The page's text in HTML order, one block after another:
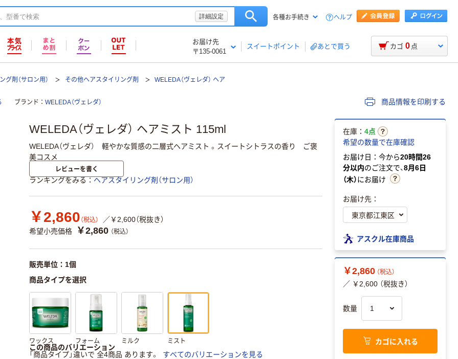
詳細設定 各種お手続き ヘルプ
お届け先
〒135-0061
スイートポイント あとで買う カゴ 0 点
グ剤（サロン用） その他ヘアスタイリング剤 WELEDA（ヴェレダ） ヘア
ブランド WELEDA（ヴェレダ） 商品情報を印刷する
WELEDA（ヴェレダ） ヘアミスト 115ml
WELEDA（ヴェレダ） 軽やかな質感の二層式ヘアミスト 。スイートシトラスの香り ご褒
美コスメ
レビューを書く
ランキングをみる ヘアスタイリング剤（サロン用）
￥2,860 （税込）
／￥2,600（税抜き）
希望小売価格
￥2,860 （税込）
販売単位：1個
商品タイプを選択
ワックス フォーム ミルク ミスト
この商品のバリエーション
「商品タイプ」違いで 全4商品 あります。
すべてのバリエーションを見る
在庫： 4点
希望の数量で在庫確認
お届け日：今から20時間26
分以内のご注文で、8月6日
（木）にお届け
お届け先：
アスクル在庫商品
￥2,860 （税込）
／ ￥2,600 （税抜き）
数量
カゴに入れる